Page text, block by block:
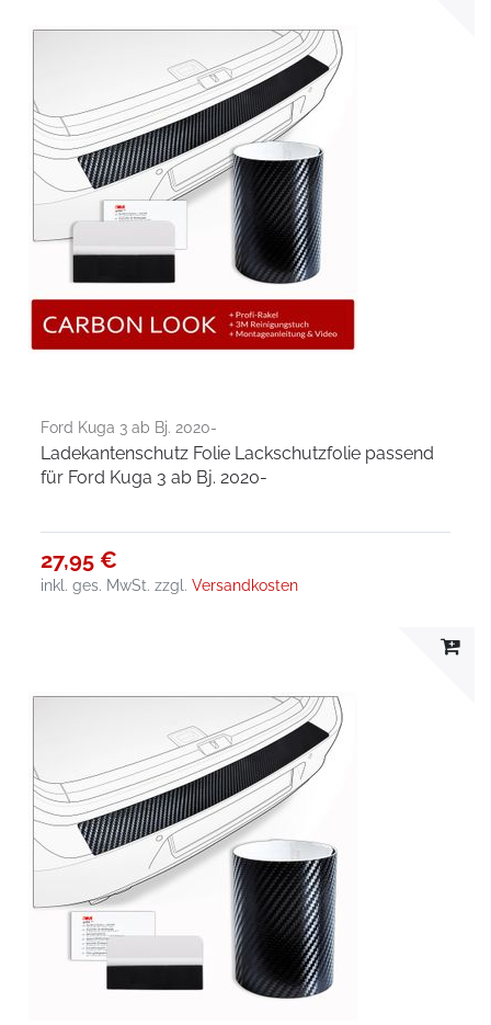
Ford Kuga 3 ab Bj. 2020-
Ladekantenschutz Folie Lackschutzfolie passend
für Ford Kuga 3 ab Bj. 2020-
27,95 €
inkl. ges. MwSt. zzgl.Versandkosten